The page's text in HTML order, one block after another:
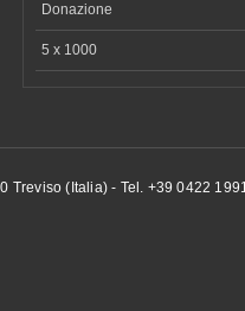
Donazione
5 x 1000
Treviso (Italia) - Tel. +39 0422